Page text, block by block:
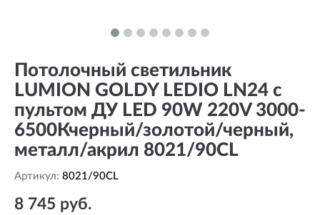
Потолочный светильник
LUMION GOLDY LEDIO LN24 с
пультом ДУ LED 90W 220V 3000-
6500Кчерный/золотой/черный,
металл/акрил 8021/90CL
Артикул: 8021/90CL
8 745 руб.